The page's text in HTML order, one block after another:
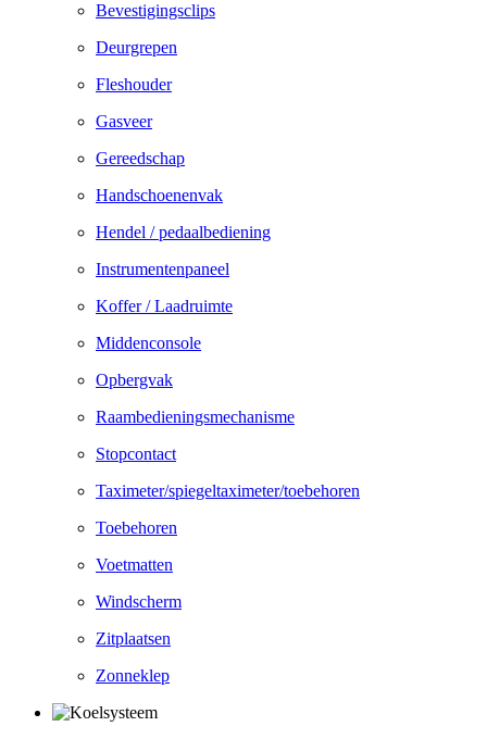
Bevestigingsclips
Deurgrepen
Fleshouder
Gasveer
Gereedschap
Handschoenenvak
Hendel / pedaalbediening
Instrumentenpaneel
Koffer / Laadruimte
Middenconsole
Opbergvak
Raambedieningsmechanisme
Stopcontact
Taximeter/spiegeltaximeter/toebehoren
Toebehoren
Voetmatten
Windscherm
Zitplaatsen
Zonneklep